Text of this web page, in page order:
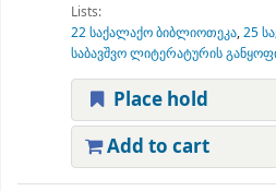
Lists:
22 საქალაქო ბიბლიოთეკა,25
საბავშვო ლიტერატურის
Place hold
Add to cart